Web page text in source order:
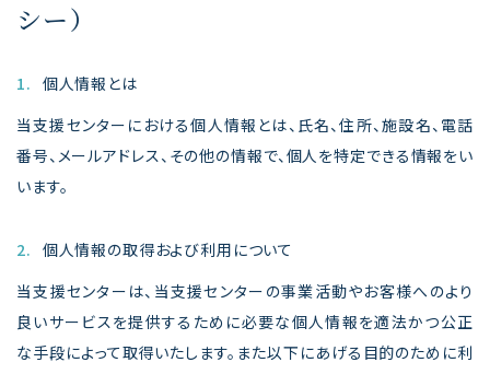
シー）
1. 個人情報とは
当支援センターにおける個人情報とは、氏名、住所、施設名、電話
番号、メールアドレス、その他の情報で、個人を特定できる情報をい
います。
2. 個人情報の取得および利用について
当支援センターは、当支援センターの事業活動やお客様へのより
良いサービスを提供するために必要な個人情報を適法かつ公正
な手段によって取得いたします。また以下にあげる目的のために利